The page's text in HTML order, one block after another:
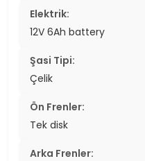
Elektrik:
12V 6Ah battery
Şasi Tipi:
Çelik
Ön Frenler:
Tek disk
Arka Frenler: